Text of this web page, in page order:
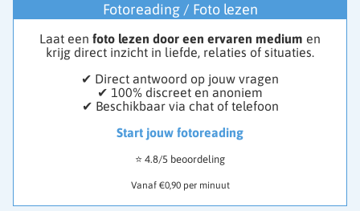
Fotoreading / Foto lezen
Laat een foto lezen door een ervaren medium en
krijg direct inzicht in liefde, relaties of situaties.
✔ Direct antwoord op jouw vragen
✔ 100% discreet en anoniem
✔ Beschikbaar via chat of telefoon
Start jouw fotoreading
⭐ 4.8/5 beoordeling
Vanaf €0,90 per minuut